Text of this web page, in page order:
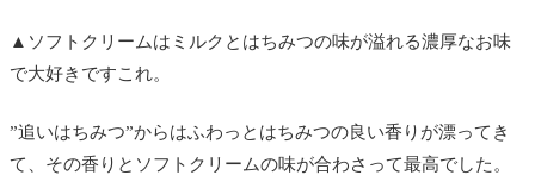
▲ソフトクリームはミルクとはちみつの味が溢れる濃厚なお味
で大好きですこれ。
”追いはちみつ”からはふわっとはちみつの良い香りが漂ってき
て、その香りとソフトクリームの味が合わさって最高でした。